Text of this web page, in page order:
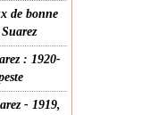
de bonne
: 1920-
- 1919,